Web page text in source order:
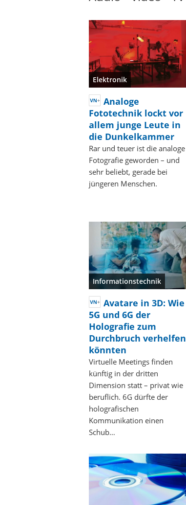
Elektronik
Analoge
Fototechnik lockt vor
allem junge Leute in
die Dunkelkammer
Rar und teuer ist die analoge
Fotografie geworden – und
sehr beliebt, gerade bei
jüngeren Menschen.
Informationstechnik
Avatare in 3D: Wie
5G und 6G der
Holografie zum
Durchbruch verhelfen
könnten
Virtuelle Meetings finden
künftig in der dritten
Dimension statt – privat wie
beruflich. 6G dürfte der
holografischen
Kommunikation einen
Schub…